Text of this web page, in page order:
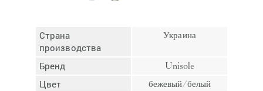
Страна
производства
Украина
Бренд Unisole
Цвет бежевый/белый